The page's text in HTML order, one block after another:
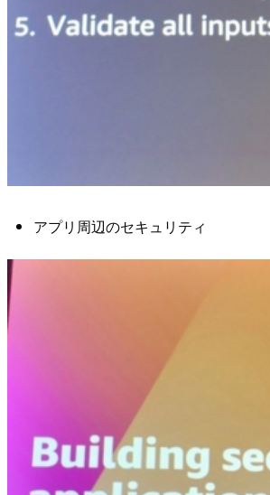
アプリ周辺のセキュリティ